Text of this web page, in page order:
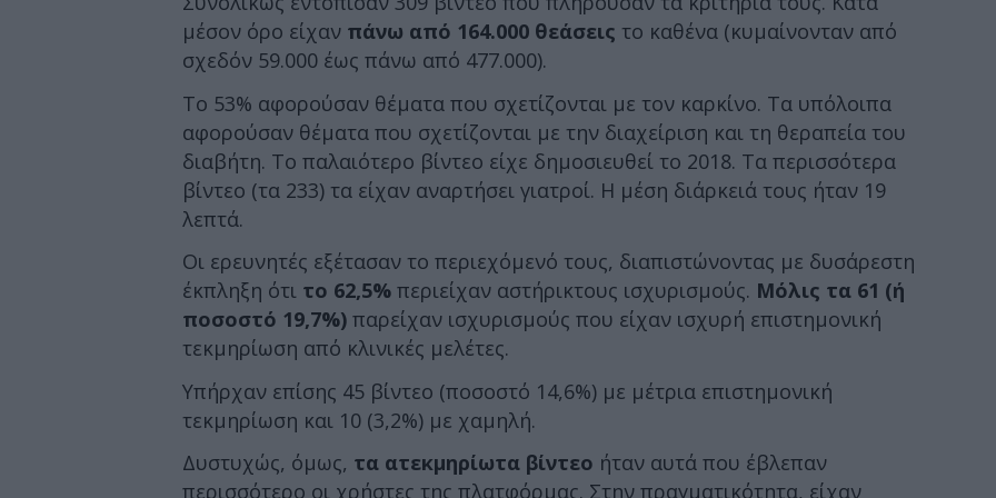
μέσον όρο είχαν πάνω από 164.000 θεάσεις το καθένα (κυμαίνονταν από
σχεδόν 59.000 έως πάνω από 477.000).
Το 53% αφορούσαν θέματα που σχετίζονται με τον καρκίνο. Τα υπόλοιπα
αφορούσαν θέματα που σχετίζονται με την διαχείριση και τη θεραπεία του
διαβήτη. Το παλαιότερο βίντεο είχε δημοσιευθεί το 2018. Τα περισσότερα
βίντεο (τα 233) τα είχαν αναρτήσει γιατροί. Η μέση διάρκειά τους ήταν 19
λεπτά.
Οι ερευνητές εξέτασαν το περιεχόμενό τους, διαπιστώνοντας με δυσάρεστη
έκπληξη ότι το 62,5% περιείχαν αστήρικτους ισχυρισμούς. Μόλις τα 61 (ή
ποσοστό 19,7%) παρείχαν ισχυρισμούς που είχαν ισχυρή επιστημονική
τεκμηρίωση από κλινικές μελέτες.
Υπήρχαν επίσης 45 βίντεο (ποσοστό 14,6%) με μέτρια επιστημονική
τεκμηρίωση και 10 (3,2%) με χαμηλή.
Δυστυχώς, όμως, τα ατεκμηρίωτα βίντεο ήταν αυτά που έβλεπαν
περισσότερο οι χρήστες της πλατφόρμας. Στην πραγματικότητα, είχαν